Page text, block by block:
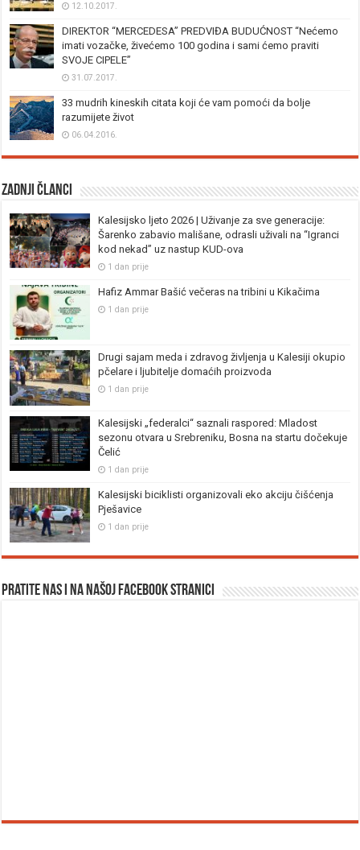
12.10.2017.
DIREKTOR “MERCEDESA” PREDVIĐA BUDUĆNOST “Nećemo
imati vozačke, živećemo 100 godina i sami ćemo praviti
SVOJE CIPELE”
31.07.2017.
33 mudrih kineskih citata koji će vam pomoći da bolje
razumijete život
06.04.2016.
Zadnji članci
Kalesijsko ljeto 2026 | Uživanje za sve generacije:
Šarenko zabavio mališane, odrasli uživali na “Igranci
kod nekad” uz nastup KUD-ova
1 dan prije
Hafiz Ammar Bašić večeras na tribini u Kikačima
1 dan prije
Drugi sajam meda i zdravog življenja u Kalesiji okupio
pčelare i ljubitelje domaćih proizvoda
1 dan prije
Kalesijski „federalci“ saznali raspored: Mladost
sezonu otvara u Srebreniku, Bosna na startu dočekuje
Čelić
1 dan prije
Kalesijski biciklisti organizovali eko akciju čišćenja
Pješavice
1 dan prije
Pratite nas i na našoj facebook stranici